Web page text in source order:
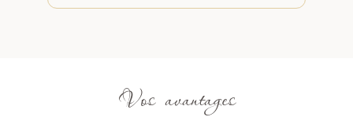
Vos avantages